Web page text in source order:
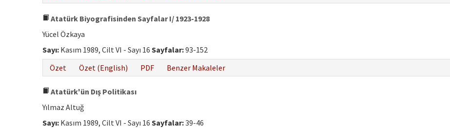
Atatürk Biyografisinden Sayfalar I/ 1923-1928
Yücel Özkaya
Sayı: Kasım 1989, Cilt VI - Sayı 16 Sayfalar:93-152
Özet
Özet (English) PDF Benzer Makaleler
Atatürk'ün Dış Politikası
Yılmaz Altuğ
Sayı: Kasım 1989, Cilt VI - Sayı 16 Sayfalar:39-46